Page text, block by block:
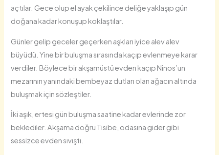
açtılar. Gece olup el ayak çekilince deliğe yaklaşıp gün
doğana kadar konuşup koklaştılar.
Günler gelip geceler geçerken aşkları iyice alev alev
büyüdü. Yine bir buluşma sırasında kaçıp evlenmeye karar
verdiler. Böylece bir akşamüstü evden kaçıp Ninos’un
mezarının yanındaki bembeyaz dutları olan ağacın altında
buluşmak için sözleştiler.
İki aşık, ertesi gün buluşma saatine kadar evlerinde zor
beklediler. Akşama doğru Tisibe, odasına gider gibi
sessizce evden sıvıştı.